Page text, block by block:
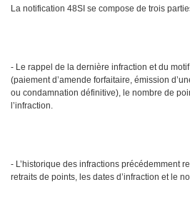
La notification 48SI se compose de trois
- Le rappel de la dernière infraction et du
(paiement d’amende forfaitaire, émission
ou condamnation définitive), le nombre de
l’infraction.
- L’historique des infractions précédemment
retraits de points, les dates d’infraction et le